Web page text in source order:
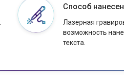
Способ
Лазерная
возможность
текста.